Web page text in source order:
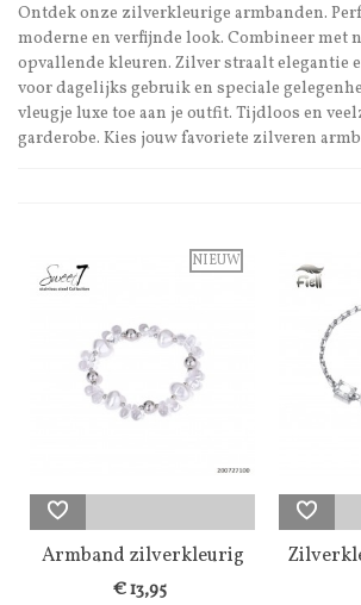
Ontdek onze zilverkleurige armbanden.
moderne en verfijnde look. Combineer met
opvallende kleuren. Zilver straalt elegantie
voor dagelijks gebruik en speciale
vleugje luxe toe aan je outfit. Tijdloos en
garderobe. Kies jouw favoriete zilveren
NIEUW
Armband zilverkleurig
met glas...
€ 13,95